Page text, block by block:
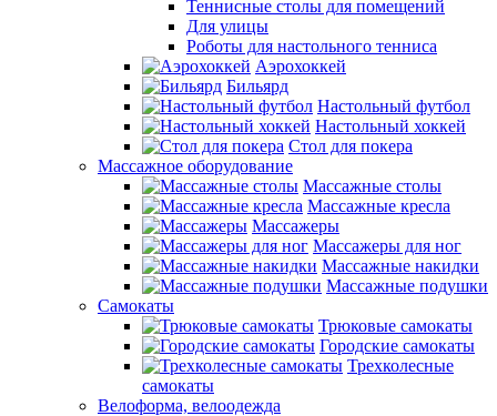
Теннисные столы для помещений
Для улицы
Роботы для настольного тенниса
Аэрохоккей
Бильярд
Настольный футбол
Настольный хоккей
Стол для покера
Массажное оборудование
Массажные столы
Массажные кресла
Массажеры
Массажеры для ног
Массажные накидки
Массажные подушки
Самокаты
Трюковые самокаты
Городские самокаты
Трехколесные
самокаты
Велоформа, велоодежда